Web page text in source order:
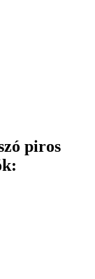
piros